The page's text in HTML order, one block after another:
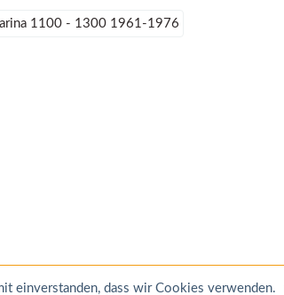
1100 - 1300 1961-1976
einverstanden, dass wir Cookies verwenden.